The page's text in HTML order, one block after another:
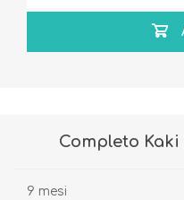
Completo
9 mesi